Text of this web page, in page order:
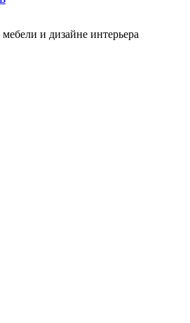
и дизайне интерьера